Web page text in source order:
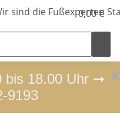
0,00 €
x
bis 18.00 Uhr ➞
9193